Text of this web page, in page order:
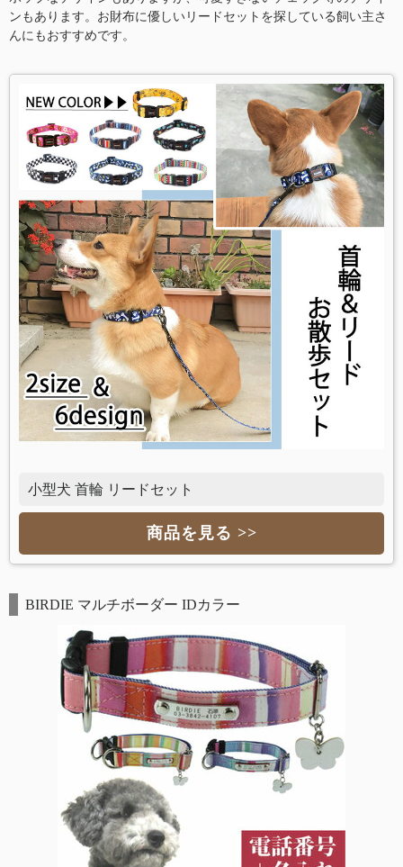
ンもあります。お財布に優しいリードセットを探している飼い主さ
んにもおすすめです。
小型犬 首輪 リードセット
商品を見る >>
BIRDIE マルチボーダー IDカラー